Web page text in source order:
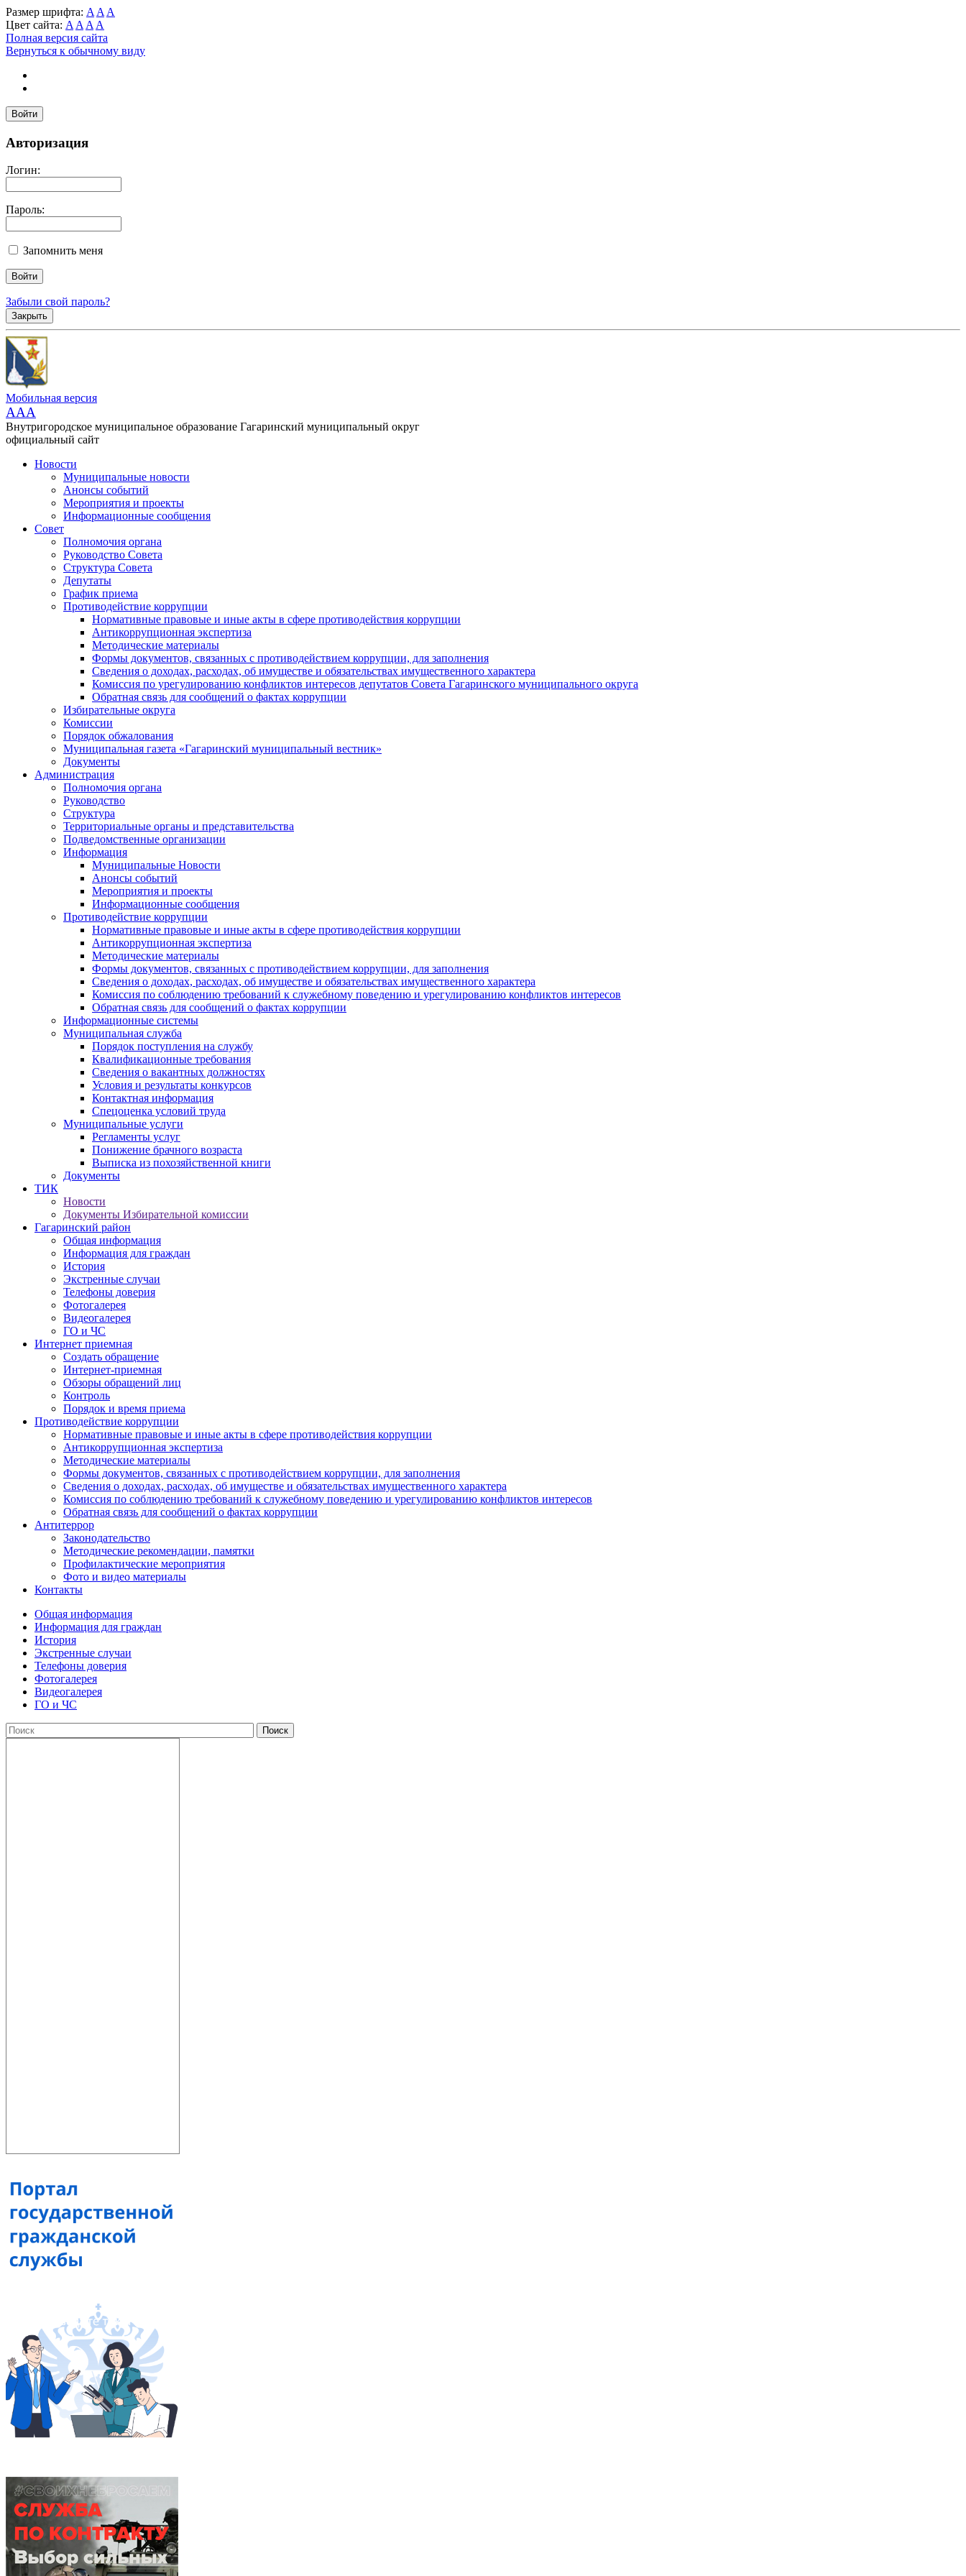
Размер шрифта: A A A
Цвет сайта: A A A A
Полная версия сайта
Вернуться к обычному виду
Войти
Авторизация
Логин:
Пароль:
Запомнить меня
Забыли свой пароль?
Закрыть
Мобильная версия
AAA
Внутригородское муниципальное образование Гагаринский муниципальный округ
официальный сайт
Новости
Муниципальные новости
Анонсы событий
Мероприятия и проекты
Информационные сообщения
Совет
Полномочия органа
Руководство Совета
Структура Совета
Депутаты
График приема
Противодействие коррупции
Нормативные правовые и иные акты в сфере противодействия коррупции
Антикоррупционная экспертиза
Методические материалы
Формы документов, связанных с противодействием коррупции, для заполнения
Сведения о доходах, расходах, об имуществе и обязательствах имущественного характера
Комиссия по урегулированию конфликтов интересов депутатов Совета Гагаринского муниципального округа
Обратная связь для сообщений о фактах коррупции
Избирательные округа
Комиссии
Порядок обжалования
Муниципальная газета «Гагаринский муниципальный вестник»
Документы
Администрация
Полномочия органа
Руководство
Структура
Территориальные органы и представительства
Подведомственные организации
Информация
Муниципальные Новости
Анонсы событий
Мероприятия и проекты
Информационные сообщения
Противодействие коррупции
Нормативные правовые и иные акты в сфере противодействия коррупции
Антикоррупционная экспертиза
Методические материалы
Формы документов, связанных с противодействием коррупции, для заполнения
Сведения о доходах, расходах, об имуществе и обязательствах имущественного характера
Комиссия по соблюдению требований к служебному поведению и урегулированию конфликтов интересов
Обратная связь для сообщений о фактах коррупции
Информационные системы
Муниципальная служба
Порядок поступления на службу
Квалификационные требования
Сведения о вакантных должностях
Условия и результаты конкурсов
Контактная информация
Спецоценка условий труда
Муниципальные услуги
Регламенты услуг
Понижение брачного возраста
Выписка из похозяйственной книги
Документы
ТИК
Новости
Документы Избирательной комиссии
Гагаринский район
Общая информация
Информация для граждан
История
Экстренные случаи
Телефоны доверия
Фотогалерея
Видеогалерея
ГО и ЧС
Интернет приемная
Создать обращение
Интернет-приемная
Обзоры обращений лиц
Контроль
Порядок и время приема
Противодействие коррупции
Нормативные правовые и иные акты в сфере противодействия коррупции
Антикоррупционная экспертиза
Методические материалы
Формы документов, связанных с противодействием коррупции, для заполнения
Сведения о доходах, расходах, об имуществе и обязательствах имущественного характера
Комиссия по соблюдению требований к служебному поведению и урегулированию конфликтов интересов
Обратная связь для сообщений о фактах коррупции
Антитеррор
Законодательство
Методические рекомендации, памятки
Профилактические мероприятия
Фото и видео материалы
Контакты
Общая информация
Информация для граждан
История
Экстренные случаи
Телефоны доверия
Фотогалерея
Видеогалерея
ГО и ЧС